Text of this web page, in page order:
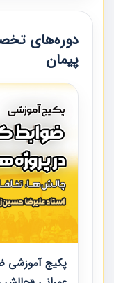
دوره‌های
پیمان
پکیج آموزشی